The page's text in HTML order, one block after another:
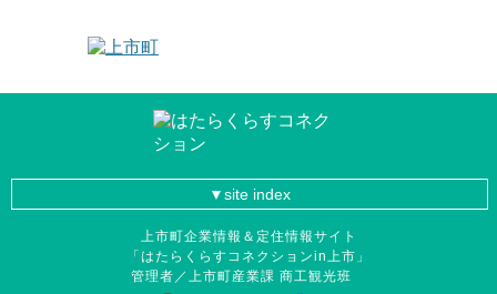
site index
上市町企業情報＆定住情報サイト
「はたらくらすコネクションin上市」
管理者／上市町産業課 商工観光班